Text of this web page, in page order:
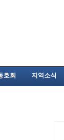
호회 지역소식